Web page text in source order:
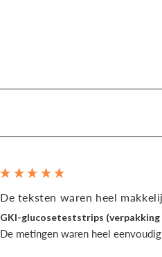
De teksten waren heel
GKI-glucoseteststrips (verpakking
De metingen waren heel